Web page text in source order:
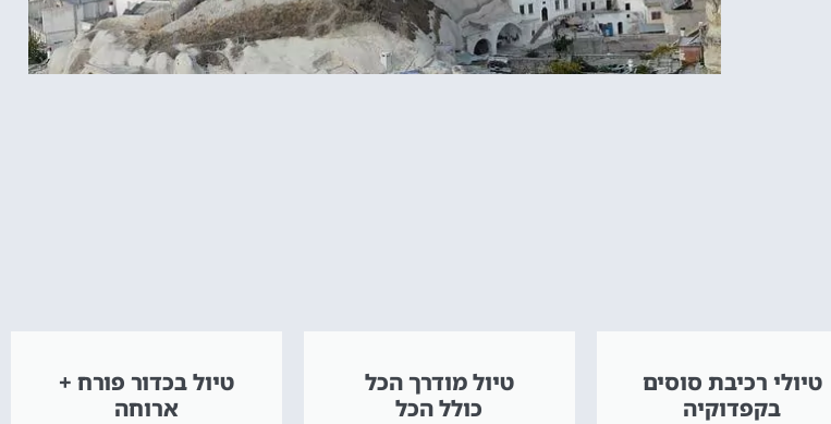
טיולי רכיבת סוסים
בקפדוקיה
טיול מודרך הכל
כולל הכל
טיול בכדור פורח +
ארוחה